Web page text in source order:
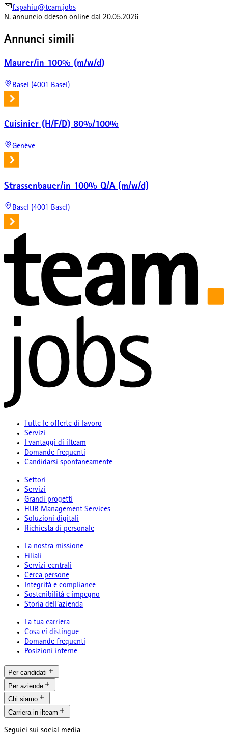
f.spahiu@team.jobs
N. annuncio ddeson online dal 20.05.2026
Annunci simili
Maurer/in 100% (m/w/d)
Basel (4001 Basel)
Cuisinier (H/F/D) 80%/100%
Genève
Strassenbauer/in 100% Q/A (m/w/d)
Basel (4001 Basel)
Tutte le offerte di lavoro
Servizi
I vantaggi di ilteam
Domande frequenti
Candidarsi spontaneamente
Settori
Servizi
Grandi progetti
HUB Management Services
Soluzioni digitali
Richiesta di personale
La nostra missione
Filiali
Servizi centrali
Cerca persone
Integrità e compliance
Sostenibilità e impegno
Storia dell’azienda
La tua carriera
Cosa ci distingue
Domande frequenti
Posizioni interne
Per candidati
Per aziende
Chi siamo
Carriera in ilteam
Seguici sui social media